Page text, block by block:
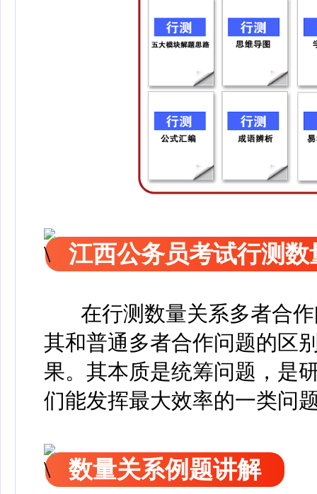
江西公务员考试行测数
在行测数量关系多者合
其和普通多者合作问题的区
果。其本质是统筹问题，是
们能发挥最大效率的一类问
数量关系例题讲解